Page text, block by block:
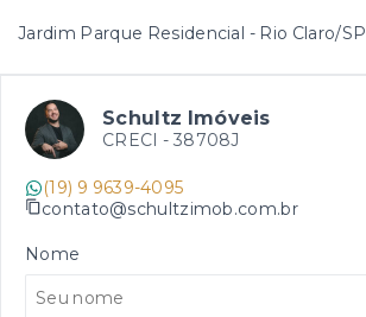
Jardim Parque Residencial - Rio Claro/SP
Schultz Imóveis
CRECI - 38708J
(19) 9 9639-4095
contato@schultzimob.com.br
Nome